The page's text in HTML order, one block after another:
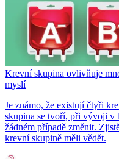
Krevní skupina ovlivňuje
myslí
Je známo, že existují čtyři
skupina se tvoří, při vývoji v
žádném případě změnit.
krevní skupině měli vědět.